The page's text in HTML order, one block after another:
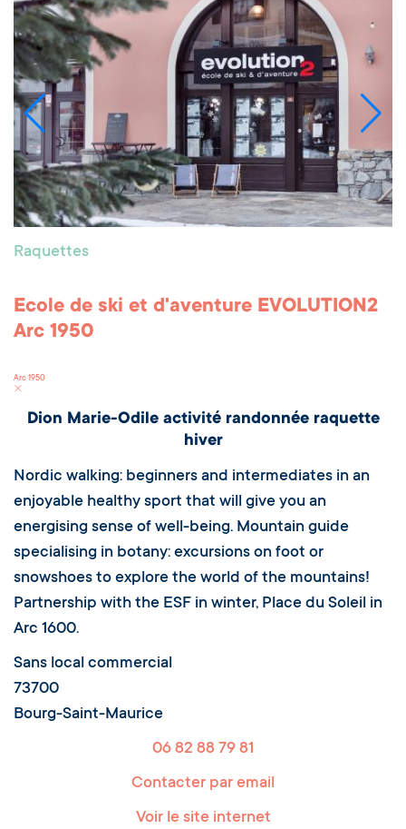
Raquettes
Ecole de ski et d'aventure EVOLUTION2
Arc 1950
Arc 1950
Dion Marie-Odile activité randonnée raquette
hiver
Nordic walking: beginners and intermediates in an
enjoyable healthy sport that will give you an
energising sense of well-being. Mountain guide
specialising in botany: excursions on foot or
snowshoes to explore the world of the mountains!
Partnership with the ESF in winter, Place du Soleil in
Arc 1600.
Sans local commercial
73700
Bourg-Saint-Maurice
06 82 88 79 81
Contacter par email
Voir le site internet